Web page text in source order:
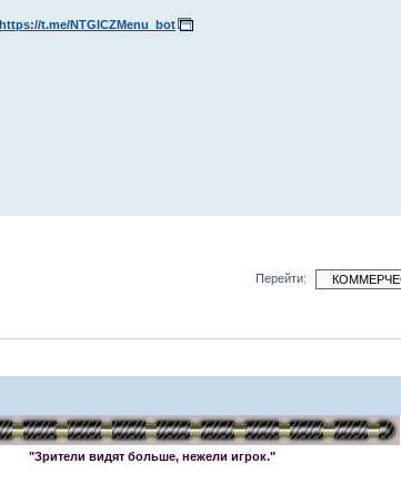
https://t.me/NTGICZMenu_bot
Перейти:
"Зрители видят больше, нежели игрок."